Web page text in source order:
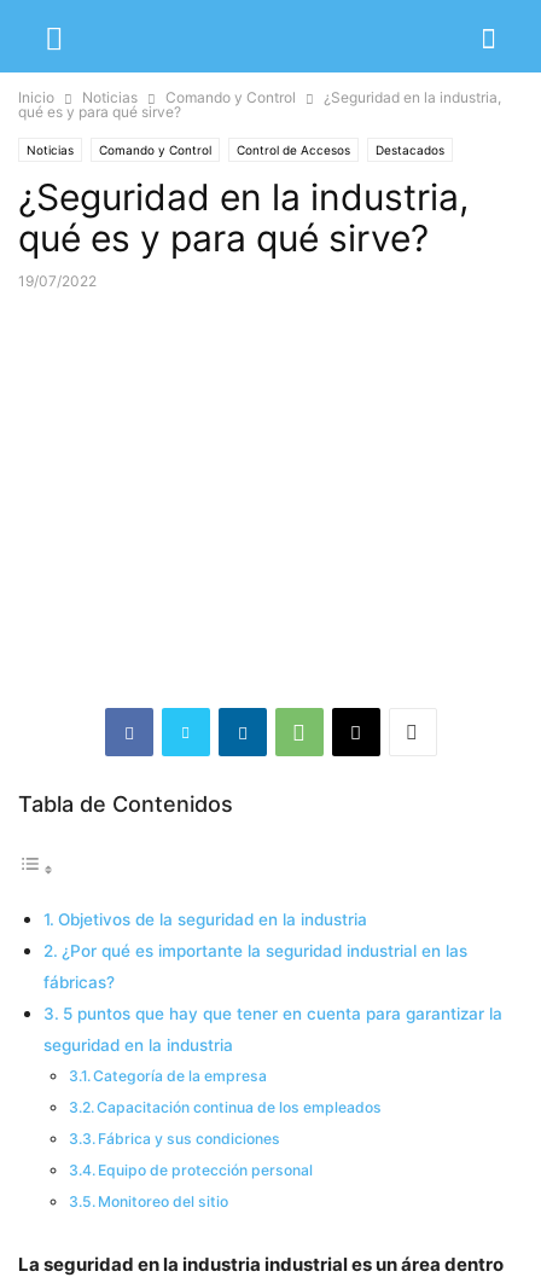
Inicio Noticias Comando y Control
¿Seguridad en la industria,
qué es y para qué sirve?
Noticias Comando y Control Control de Accesos Destacados
Detección de Incendios Videovigilancia
¿Seguridad en la industria,
qué es y para qué sirve?
19/07/2022
Tabla de Contenidos
Objetivos de la seguridad en la industria
¿Por qué es importante la seguridad industrial en las
fábricas?
5 puntos que hay que tener en cuenta para garantizar la
seguridad en la industria
Categoría de la empresa
Capacitación continua de los empleados
Fábrica y sus condiciones
Equipo de protección personal
Monitoreo del sitio
La seguridad en la industria industrial es un área dentro